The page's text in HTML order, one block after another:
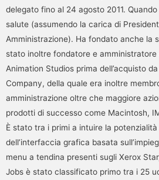
delegato fino al 24 agosto 2011.
salute (assumendo la carica di
Amministrazione). Ha fondato anche la
stato inoltre fondatore e amministratore
Animation Studios prima dell’acquisto
Company, della quale era inoltre
amministrazione oltre che maggiore
prodotti di successo come Macintosh,
È stato tra i primi a intuire la
dell’interfaccia grafica basata
menu a tendina presenti sugli Xerox
Jobs è stato classificato primo tra i 25